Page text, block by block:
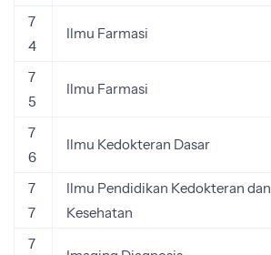
7
4
Ilmu Farmasi
7
5
Ilmu Farmasi
7
6
Ilmu Kedokteran Dasar
7
7
Ilmu Pendidikan Kedokteran dan
Kesehatan
7